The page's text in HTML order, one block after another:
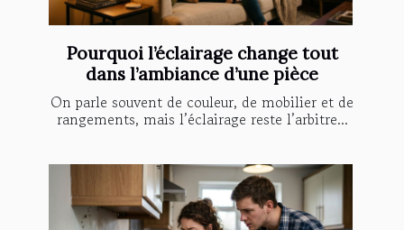
Pourquoi l’éclairage change tout
dans l’ambiance d’une pièce
On parle souvent de couleur, de mobilier et de
rangements, mais l’éclairage reste l’arbitre...